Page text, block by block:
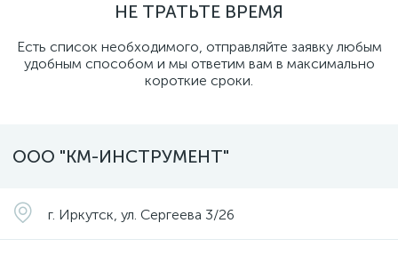
НЕ ТРАТЬТЕ ВРЕМЯ
Есть список необходимого, отправляйте заявку любым
удобным способом и мы ответим вам в максимально
короткие сроки.
ООО "КМ-ИНСТРУМЕНТ"
г. Иркутск, ул. Сергеева 3/26